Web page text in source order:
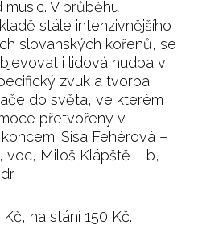
V průběhu
stále intenzivnějšího
slovanských kořenů, se
i lidová hudba v
zvuk a tvorba
do světa, ve kterém
přetvořeny v
Sisa Fehérová –
voc, Miloš Klápště – b,
na stání 150 Kč.